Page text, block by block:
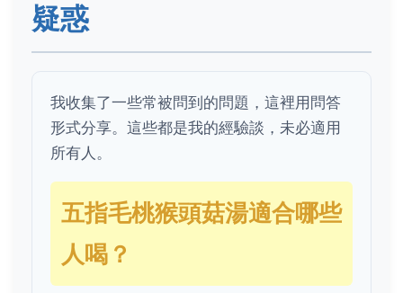
疑惑
我收集了一些常被問到的問題，這裡用問答
形式分享。這些都是我的經驗談，未必適用
所有人。
五指毛桃猴頭菇湯適合哪些
人喝？